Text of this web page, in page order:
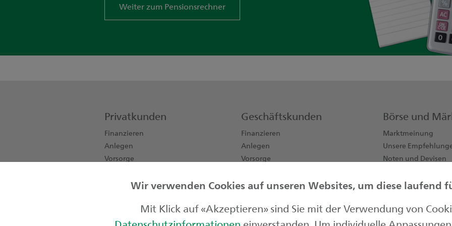
Weiter zum Pensionsrechner
Privatkunden
Finanzieren
Anlegen
Vorsorge
Private Banking
Geschäftskunden
Finanzieren
Anlegen
Vorsorge
Jungunternehmen
Börse und
Marktmeinung
Unsere
Noten und Devisen
Wir verwenden Cookies auf unseren Websites, um diese laufend
Mit Klick auf «Akzeptieren» sind Sie mit der Verwendung von